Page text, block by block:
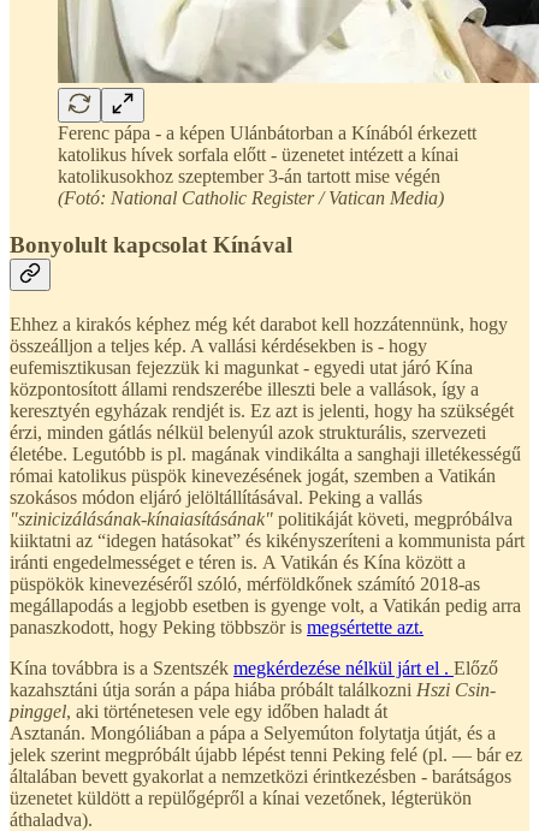
Ferenc pápa - a képen Ulánbátorban a Kínából érkezett
katolikus hívek sorfala előtt - üzenetet intézett a kínai
katolikusokhoz szeptember 3-án tartott mise végén
(Fotó: National Catholic Register / Vatican Media)
Bonyolult kapcsolat Kínával
Ehhez a kirakós képhez még két darabot kell hozzátennünk, hogy
összeálljon a teljes kép. A vallási kérdésekben is - hogy
eufemisztikusan fejezzük ki magunkat - egyedi utat járó Kína
központosított állami rendszerébe illeszti bele a vallások, így a
keresztyén egyházak rendjét is. Ez azt is jelenti, hogy ha szükségét
érzi, minden gátlás nélkül belenyúl azok strukturális, szervezeti
életébe. Legutóbb is pl. magának vindikálta a sanghaji illetékességű
római katolikus püspök kinevezésének jogát, szemben a Vatikán
szokásos módon eljáró jelöltállításával. Peking a vallás
"szinicizálásának-kínaiasításának" politikáját követi, megpróbálva
kiiktatni az “idegen hatásokat” és kikényszeríteni a kommunista párt
iránti engedelmességet e téren is. A Vatikán és Kína között a
püspökök kinevezéséről szóló, mérföldkőnek számító 2018-as
megállapodás a legjobb esetben is gyenge volt, a Vatikán pedig arra
panaszkodott, hogy Peking többször is megsértette azt.
Kína továbbra is a Szentszék megkérdezése nélkül járt el . Előző
kazahsztáni útja során a pápa hiába próbált találkozni Hszi Csin-
pinggel, aki történetesen vele egy időben haladt át
Asztanán. Mongóliában a pápa a Selyemúton folytatja útját, és a
jelek szerint megpróbált újabb lépést tenni Peking felé (pl. — bár ez
általában bevett gyakorlat a nemzetközi érintkezésben - barátságos
üzenetet küldött a repülőgépről a kínai vezetőnek, légterükön
áthaladva).